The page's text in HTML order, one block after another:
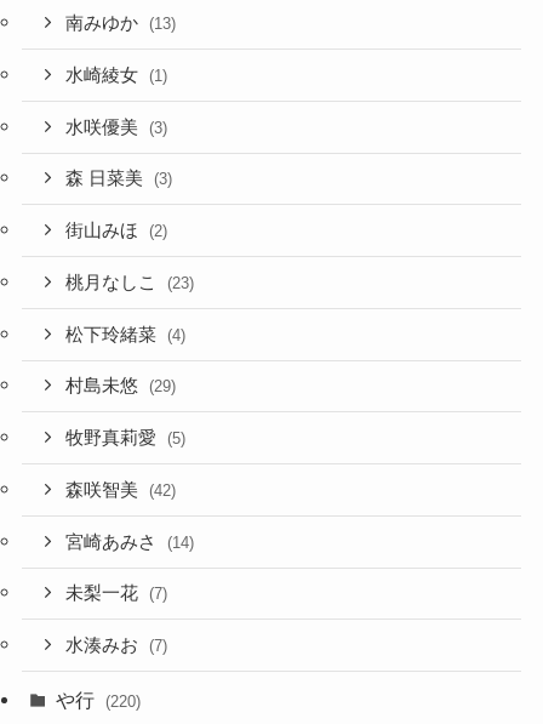
南みゆか (13)
水崎綾女 (1)
水咲優美 (3)
森 日菜美 (3)
街山みほ (2)
桃月なしこ (23)
松下玲緒菜 (4)
村島未悠 (29)
牧野真莉愛 (5)
森咲智美 (42)
宮崎あみさ (14)
未梨一花 (7)
水湊みお (7)
や行 (220)